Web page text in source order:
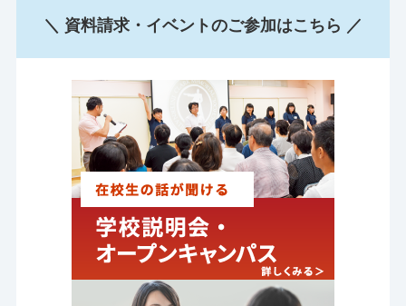
＼ 資料請求・イベントのご参加はこちら ／